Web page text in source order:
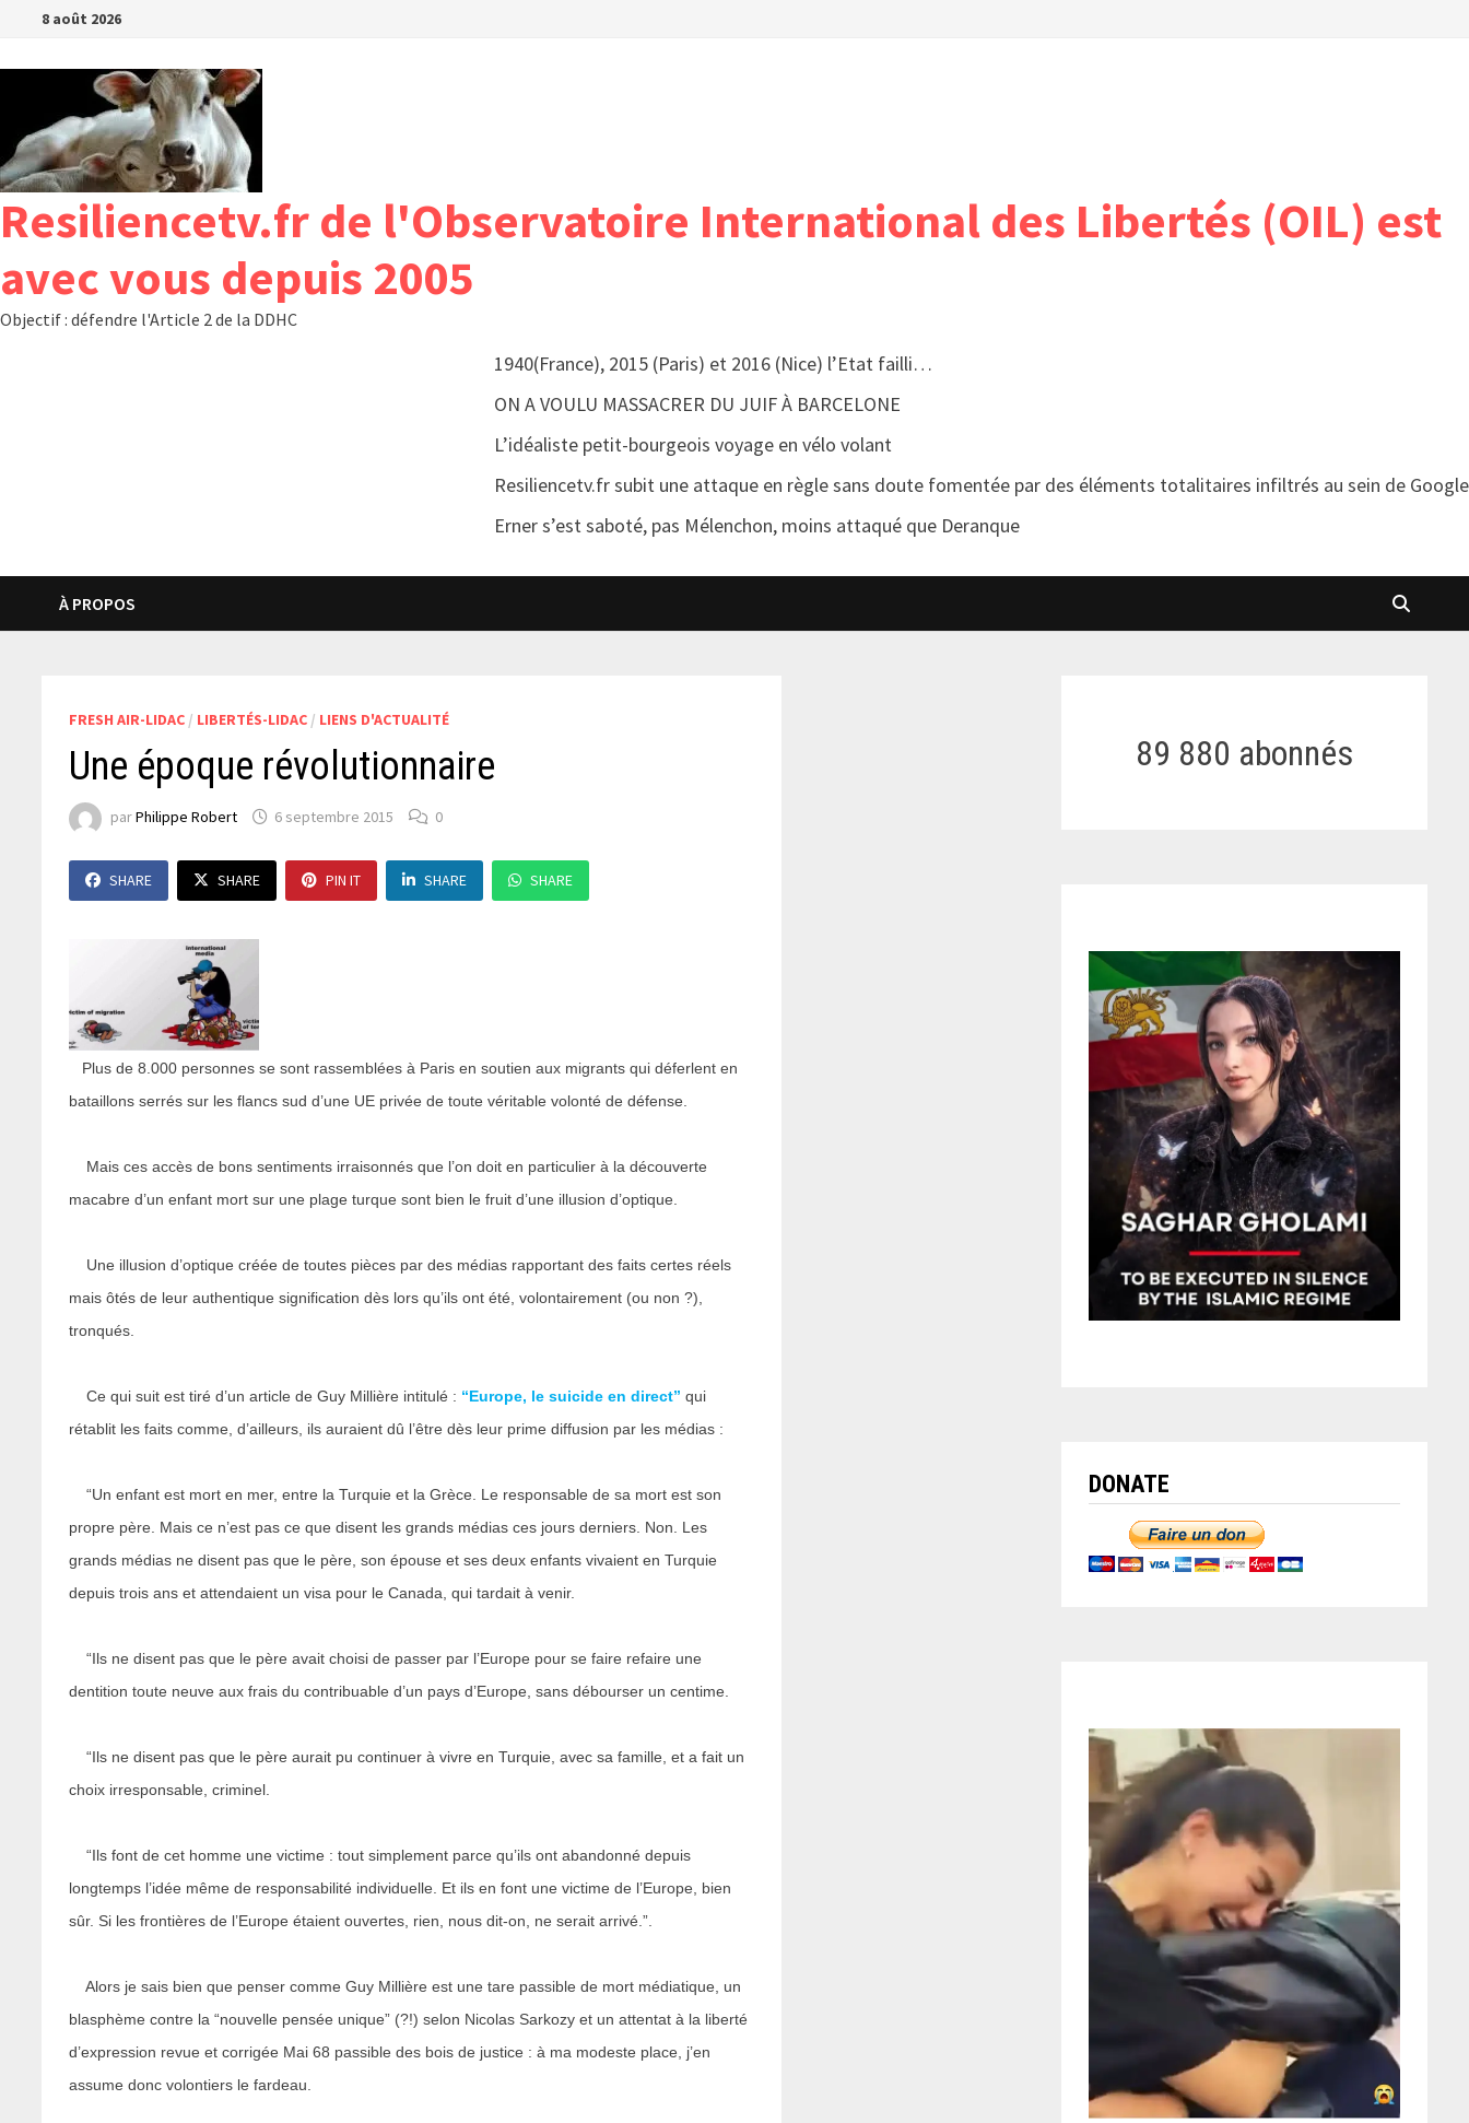
Passer
contenu
8 août 2026
Resiliencetv.fr de l'Observatoire International des Libertés (OIL) est
avec vous depuis 2005
Objectif : défendre l'Article 2 de la DDHC
1940(France), 2015 (Paris) et 2016 (Nice) l’Etat failli…
ON A VOULU MASSACRER DU JUIF À BARCELONE
L’idéaliste petit-bourgeois voyage en vélo volant
Resiliencetv.fr subit une attaque en règle sans doute fomentée par des éléments totalitaires infiltrés au sein de Google
Erner s’est saboté, pas Mélenchon, moins attaqué que Deranque
À PROPOS
FRESH AIR-LIDAC / LIBERTÉS-LIDAC / LIENS D'ACTUALITÉ
Une époque révolutionnaire
parPhilippe Robert 6 septembre 2015 0
SHARE SHARE PIN IT SHARE SHARE
Plus de 8.000 personnes se sont rassemblées à Paris en soutien aux migrants qui déferlent en
bataillons serrés sur les flancs sud d’une UE privée de toute véritable volonté de défense.
Mais ces accès de bons sentiments irraisonnés que l’on doit en particulier à la découverte
macabre d’un enfant mort sur une plage turque sont bien le fruit d’une illusion d’optique.
Une illusion d’optique créée de toutes pièces par des médias rapportant des faits certes réels
mais ôtés de leur authentique signification dès lors qu’ils ont été, volontairement (ou non ?),
tronqués.
Ce qui suit est tiré d’un article de Guy Millière intitulé : “Europe, le suicide en direct”qui
rétablit les faits comme, d’ailleurs, ils auraient dû l’être dès leur prime diffusion par les médias :
“Un enfant est mort en mer, entre la Turquie et la Grèce. Le responsable de sa mort est son
propre père. Mais ce n’est pas ce que disent les grands médias ces jours derniers. Non. Les
grands médias ne disent pas que le père, son épouse et ses deux enfants vivaient en Turquie
depuis trois ans et attendaient un visa pour le Canada, qui tardait à venir.
“Ils ne disent pas que le père avait choisi de passer par l’Europe pour se faire refaire une
dentition toute neuve aux frais du contribuable d’un pays d’Europe, sans débourser un centime.
“Ils ne disent pas que le père aurait pu continuer à vivre en Turquie, avec sa famille, et a fait un
choix irresponsable, criminel.
“Ils font de cet homme une victime : tout simplement parce qu’ils ont abandonné depuis
longtemps l’idée même de responsabilité individuelle. Et ils en font une victime de l’Europe, bien
sûr. Si les frontières de l’Europe étaient ouvertes, rien, nous dit-on, ne serait arrivé.”.
Alors je sais bien que penser comme Guy Millière est une tare passible de mort médiatique, un
blasphème contre la “nouvelle pensée unique” (?!) selon Nicolas Sarkozy et un attentat à la liberté
d’expression revue et corrigée Mai 68 passible des bois de justice : à ma modeste place, j’en
assume donc volontiers le fardeau.
89 880 abonnés
DONATE